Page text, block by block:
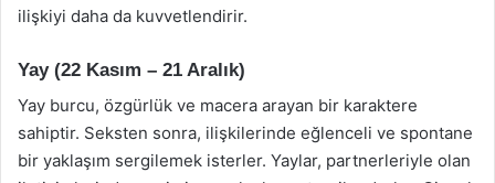
ilişkiyi daha da kuvvetlendirir.
Yay (22 Kasım – 21 Aralık)
Yay burcu, özgürlük ve macera arayan bir karaktere
sahiptir. Seksten sonra, ilişkilerinde eğlenceli ve spontane
bir yaklaşım sergilemek isterler. Yaylar, partnerleriyle olan